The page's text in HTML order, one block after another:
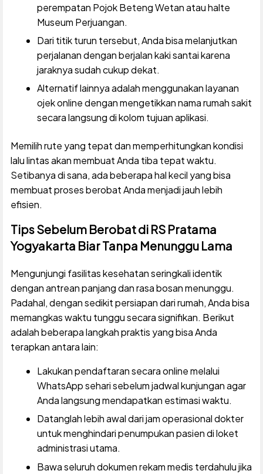
perempatan Pojok Beteng Wetan atau halte
Museum Perjuangan.
Dari titik turun tersebut, Anda bisa melanjutkan
perjalanan dengan berjalan kaki santai karena
jaraknya sudah cukup dekat.
Alternatif lainnya adalah menggunakan layanan
ojek online dengan mengetikkan nama rumah sakit
secara langsung di kolom tujuan aplikasi.
Memilih rute yang tepat dan memperhitungkan kondisi
lalu lintas akan membuat Anda tiba tepat waktu.
Setibanya di sana, ada beberapa hal kecil yang bisa
membuat proses berobat Anda menjadi jauh lebih
efisien.
Tips Sebelum Berobat di RS Pratama
Yogyakarta Biar Tanpa Menunggu Lama
Mengunjungi fasilitas kesehatan seringkali identik
dengan antrean panjang dan rasa bosan menunggu.
Padahal, dengan sedikit persiapan dari rumah, Anda bisa
memangkas waktu tunggu secara signifikan. Berikut
adalah beberapa langkah praktis yang bisa Anda
terapkan antara lain:
Lakukan pendaftaran secara online melalui
WhatsApp sehari sebelum jadwal kunjungan agar
Anda langsung mendapatkan estimasi waktu.
Datanglah lebih awal dari jam operasional dokter
untuk menghindari penumpukan pasien di loket
administrasi utama.
Bawa seluruh dokumen rekam medis terdahulu jika